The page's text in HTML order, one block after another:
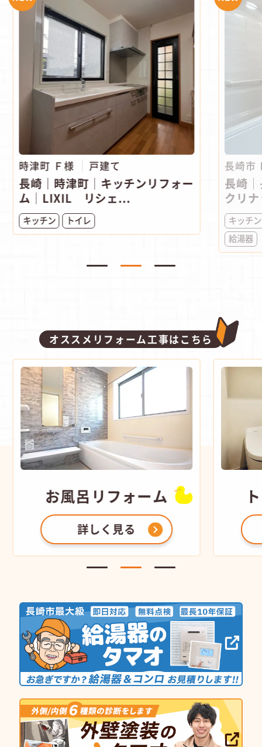
時津町 Ｆ様 戸建て
長崎｜時津町│キッチンリフォー
ム│LIXIL リシェ...
キッチン トイレ
長崎市
長崎
クリ
キッチン
給湯器
オススメリフォーム工事はこちら
お風呂 リフォーム
詳しく見る